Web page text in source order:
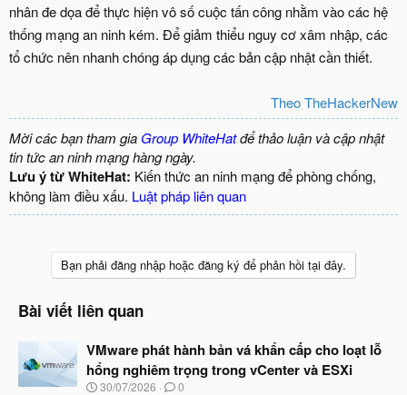
nhân đe dọa để thực hiện vô số cuộc tấn công nhằm vào các hệ
thống mạng an ninh kém. Để giảm thiểu nguy cơ xâm nhập, các
tổ chức nên nhanh chóng áp dụng các bản cập nhật cần thiết.
Theo TheHackerNew
Mời các bạn tham gia Group WhiteHatđể thảo luận và cập nhật
tin tức an ninh mạng hàng ngày.
Lưu ý từ WhiteHat: Kiến thức an ninh mạng để phòng chống,
không làm điều xấu. Luật pháp liên quan
Bạn phải đăng nhập hoặc đăng ký để phản hồi tại đây.
Bài viết liên quan
VMware phát hành bản vá khẩn cấp cho loạt lỗ
hổng nghiêm trọng trong vCenter và ESXi
N
30/07/2026 0